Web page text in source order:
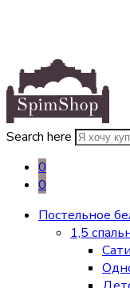
Search here
0
0
Постельное
1,5